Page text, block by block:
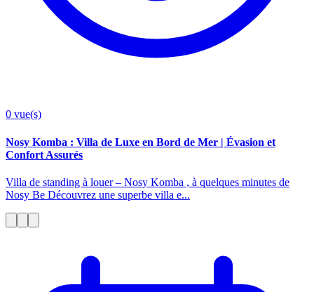
0 vue(s)
Nosy Komba : Villa de Luxe en Bord de Mer | Évasion et
Confort Assurés
Villa de standing à louer – Nosy Komba , à quelques minutes de
Nosy Be Découvrez une superbe villa e...